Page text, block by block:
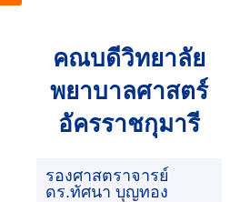
คณบดีวิทยาลัย
พยาบาลศาสตร์
อัครราชกุมารี
รองศาสตราจารย์
ดร.ทัศนา บุญทอง